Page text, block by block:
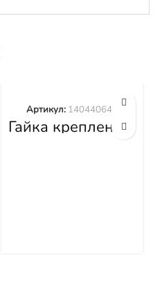
Гайка крепления
башмака
Артикул: 140440645